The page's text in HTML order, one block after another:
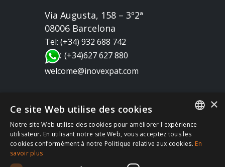
Via Augusta, 158 – 3º2ª
08006 Barcelona
Tel: (+34) 932 688 742
:(+34)627 627 880
welcome@inovexpat.com
Copyright 2022 INOV es una correduría de seguros
dedicada a los expatriados viviendo en España y
FRENCH
SPANISH
×
Ce site Web utilise des cookies
Notre site Web utilise des cookies pour améliorer l'expérience
utilisateur. En utilisant notre site Web, vous acceptez tous les
cookies conformément à notre Politique relative aux cookies. En
savoir plus